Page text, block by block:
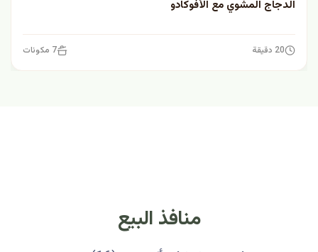
الدجاج المشوي مع الأفوكادو
20 دقيقة 7 مكونات
منافذ البيع